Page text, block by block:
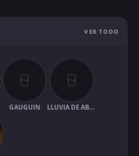
VER TODO
GAUGUIN LLUVIA DE ABRIL